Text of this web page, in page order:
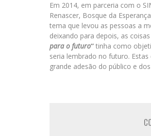
Em 2014, em parceria com o
Renascer, Bosque da
tema que levou as pessoas a
deixando para depois, as
para o futuro” tinha como
seria lembrado no futuro.
grande adesão do público e